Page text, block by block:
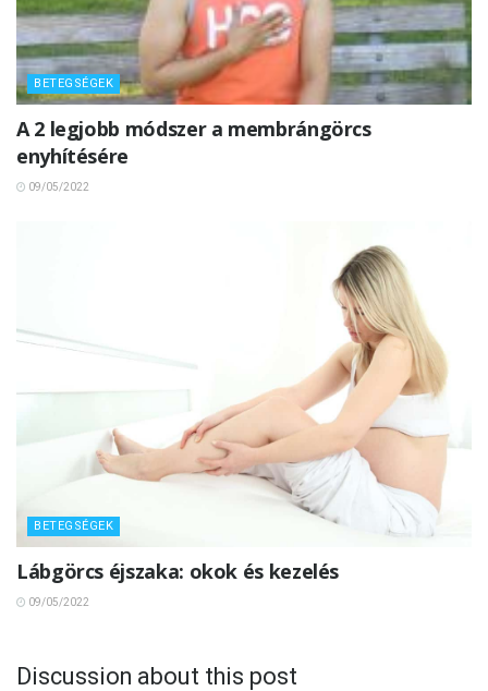
BETEGSÉGEK
A 2 legjobb módszer a membrángörcs
enyhítésére
09/05/2022
BETEGSÉGEK
Lábgörcs éjszaka: okok és kezelés
09/05/2022
Discussion about this post